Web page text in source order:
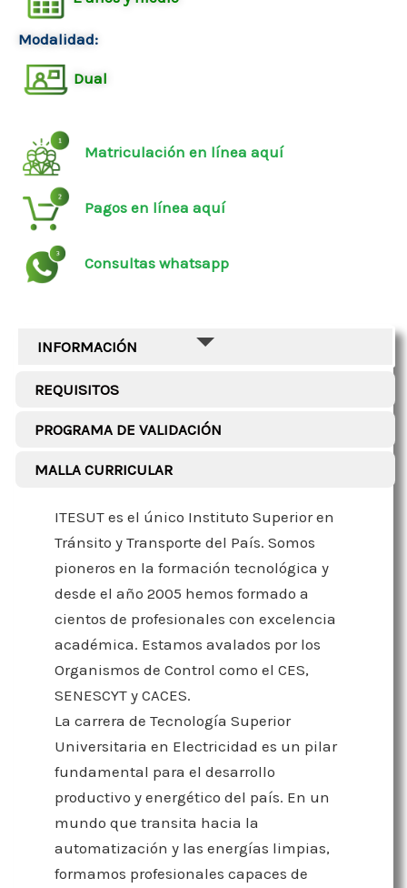
Modalidad:
Dual
Matriculación en línea aquí
Pagos en línea aquí
Consultas whatsapp
INFORMACIÓN
REQUISITOS
PROGRAMA DE VALIDACIÓN
MALLA CURRICULAR
ITESUT es el único Instituto Superior en
Tránsito y Transporte del País. Somos
pioneros en la formación tecnológica y
desde el año 2005 hemos formado a
cientos de profesionales con excelencia
académica. Estamos avalados por los
Organismos de Control como el CES,
SENESCYT y CACES.
La carrera de Tecnología Superior
Universitaria en Electricidad es un pilar
fundamental para el desarrollo
productivo y energético del país. En un
mundo que transita hacia la
automatización y las energías limpias,
formamos profesionales capaces de